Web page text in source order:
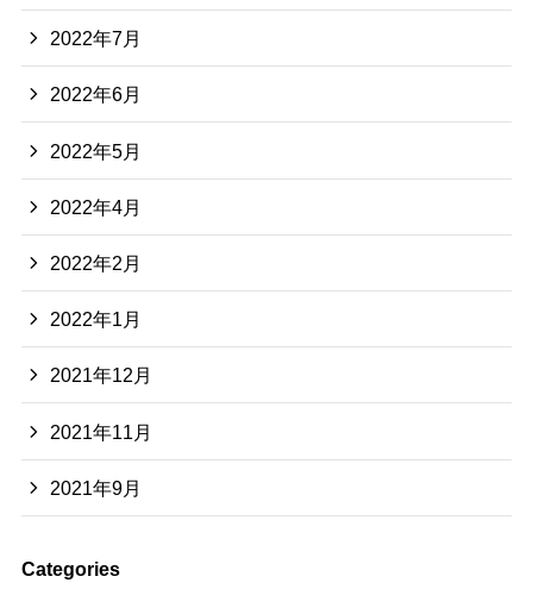
2022年7月
2022年6月
2022年5月
2022年4月
2022年2月
2022年1月
2021年12月
2021年11月
2021年9月
Categories